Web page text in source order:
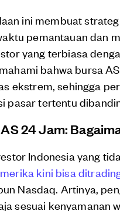
ini membuat
pemantauan dan
yang terbiasa
bahwa bursa
ekstrem, sehingga
pasar tertentu
24 Jam:
Indonesia yang
kini bisa
Nasdaq. Artinya,
sesuai kenyamanan